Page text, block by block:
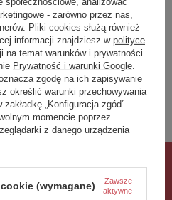
opinię
ocena:
5/5
- zarówno przez nas,
Pliki cookies służą również
informacji znajdziesz w polityce
na temat warunków i prywatności
Prywatność i warunki Google
zgodę na ich zapisywanie
określić warunki przechowywania
„Konfiguracja zgód”.
momencie poprzez
z danego urządzenia
(wymagane) Zawsze
aktywne